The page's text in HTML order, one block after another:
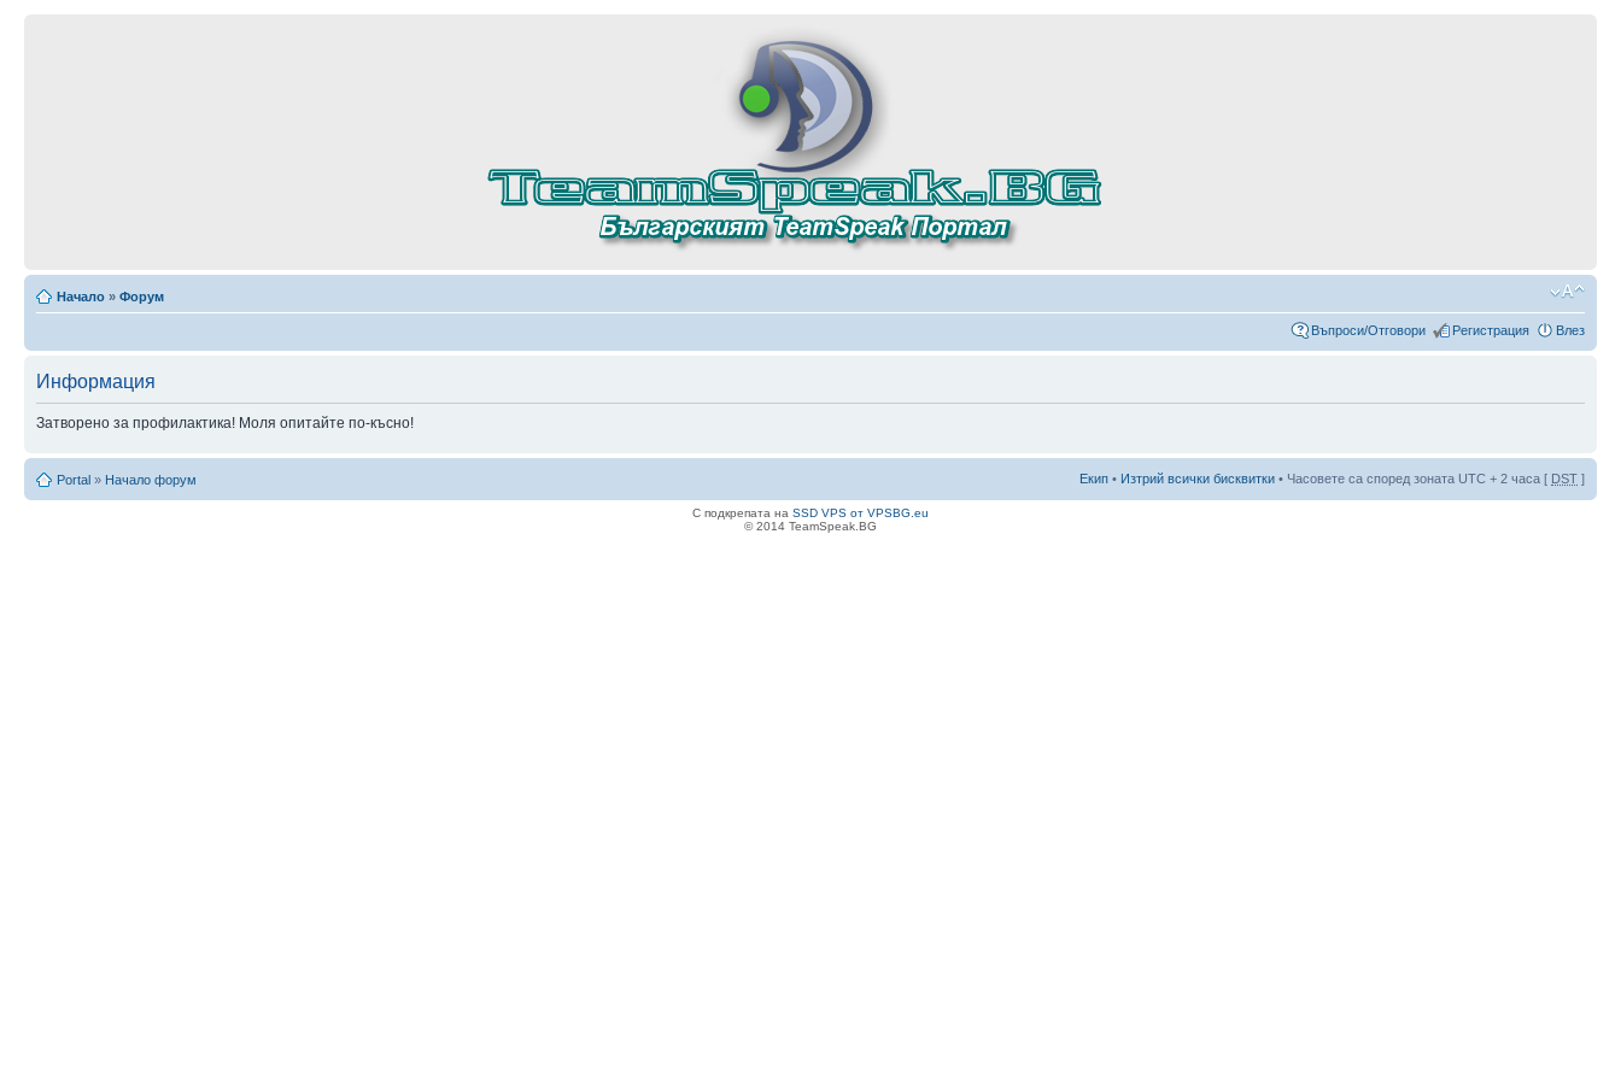
Начало » Форум
Въпроси/Отговори Регистрация Влез
Информация
Затворено за профилактика! Моля опитайте по-късно!
Portal » Начало форум Екип • Изтрий всички бисквитки • Часовете са според зоната UTC + 2 часа [ DST ]
С подкрепата на SSD VPS от VPSBG.eu
© 2014 TeamSpeak.BG